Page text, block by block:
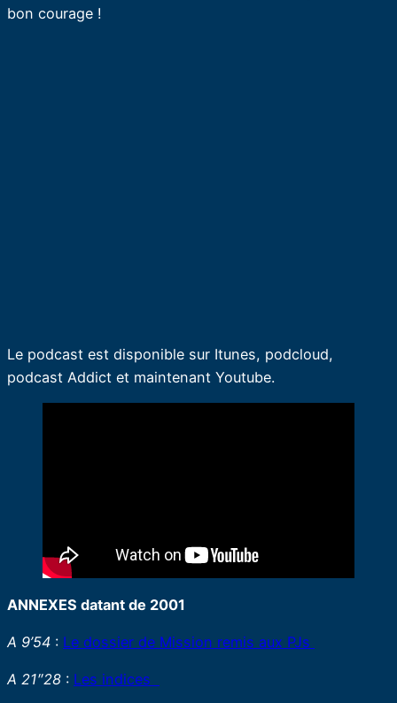
bon courage !
Le podcast est disponible sur Itunes, podcloud,
podcast Addict et maintenant Youtube.
ANNEXES datant de 2001
A 9’54 : Le dossier de Mission remis aux PJs
A 21″28 : Les indices